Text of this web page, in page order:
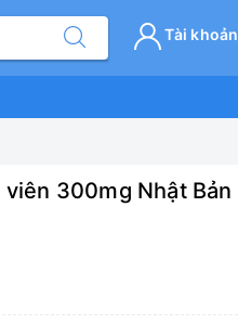
Tài khoản
300mg Nhật Bản